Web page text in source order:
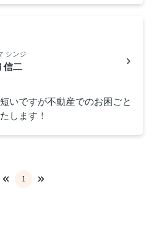
シンジ
信二
いですが不動産でのお困ごと
します！
1